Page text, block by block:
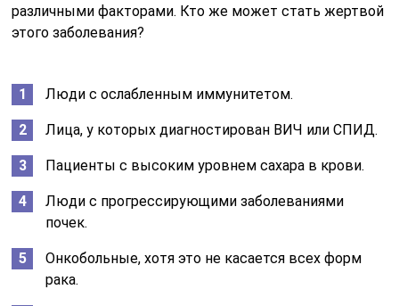
различными факторами. Кто же может стать жертвой
этого заболевания?
Люди с ослабленным иммунитетом.
Лица, у которых диагностирован ВИЧ или СПИД.
Пациенты с высоким уровнем сахара в крови.
Люди с прогрессирующими заболеваниями
почек.
Онкобольные, хотя это не касается всех форм
рака.